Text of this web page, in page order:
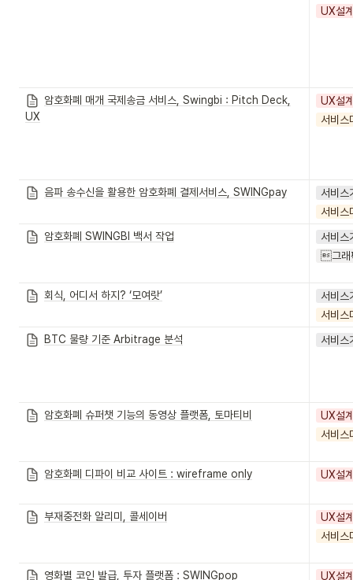
UX설
암호화폐 매개 국제송금 서비스, Swingbi : Pitch Deck,
UX
UX설
서비스
음파 송수신을 활용한 암호화폐 결제서비스, SWINGpay
서비스
서비스
암호화폐 SWINGBI 백서 작업
서비스
그래
회식, 어디서 하지? ‘모여랏’
서비스
서비스
BTC 물량 기준 Arbitrage 분석
서비스
암호화폐 슈퍼챗 기능의 동영상 플랫폼, 토마티비
UX설
서비스
암호화폐 디파이 비교 사이트 : wireframe only UX설
부재중전화 알리미, 콜세이버
UX설
서비스
영화별 코인 발급, 투자 플랫폼 : SWINGpop UX설